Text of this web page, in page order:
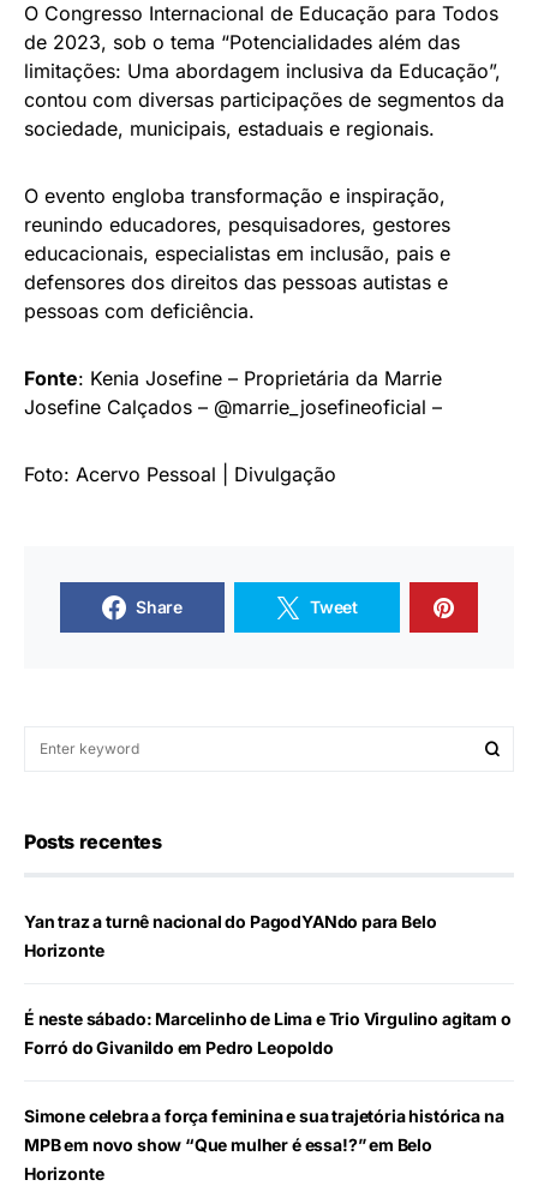
O Congresso Internacional de Educação para Todos
de 2023, sob o tema “Potencialidades além das
limitações: Uma abordagem inclusiva da Educação”,
contou com diversas participações de segmentos da
sociedade, municipais, estaduais e regionais.
O evento engloba transformação e inspiração,
reunindo educadores, pesquisadores, gestores
educacionais, especialistas em inclusão, pais e
defensores dos direitos das pessoas autistas e
pessoas com deficiência.
Fonte: Kenia Josefine – Proprietária da Marrie
Josefine Calçados – @marrie_josefineoficial –
Foto: Acervo Pessoal | Divulgação
Share Tweet
Posts recentes
Yan traz a turnê nacional do PagodYANdo para Belo
Horizonte
É neste sábado: Marcelinho de Lima e Trio Virgulino agitam o
Forró do Givanildo em Pedro Leopoldo
Simone celebra a força feminina e sua trajetória histórica na
MPB em novo show “Que mulher é essa!?” em Belo
Horizonte